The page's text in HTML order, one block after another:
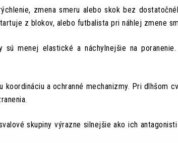
zmena smeru alebo skok bez
z blokov, alebo futbalista pri náhlej zmene
sú menej elastické a náchylnejšie na
koordináciu a ochranné mechanizmy. Pri dlhšom
skupiny výrazne silnejšie ako ich